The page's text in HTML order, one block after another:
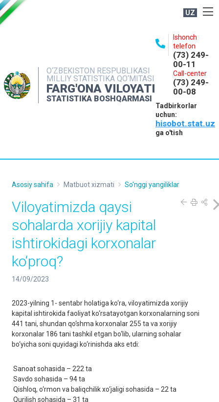
UZ
O‘ZBEKISTON RESPUBLIKASI
MILLIY STATISTIKA QO‘MITASI
FARG'ONA VILOYATI
STATISTIKA BOSHQARMASI
Ishonch
telefon
(73) 249-
00-11
Call-center
(73) 249-
00-08
Tadbirkorlar
uchun:
hisobot.stat.uz
ga o'tish
NASHRLAR
INTERAKTIV XIZMATLAR
MATBUOT XIZMATI
Asosiy sahifa Matbuot xizmati So'nggi yangiliklar
Viloyatimizda qaysi
sohalarda xorijiy kapital
ishtirokidagi korxonalar
ko‘proq?
14/09/2023
2023-yilning 1- sentabr holatiga ko‘ra, viloyatimizda xorijiy
kapital ishtirokida faoliyat ko‘rsatayotgan korxonalarning soni
441 tani, shundan qo‘shma korxonalar 255 ta va xorijiy
korxonalar 186 tani tashkil etgan bo‘lib, ularning sohalar
bo‘yicha soni quyidagi ko‘rinishda aks etdi:
Sanoat sohasida – 222 ta
Savdo sohasida – 94 ta
Qishloq, o‘rmon va baliqchilik xo‘jaligi sohasida – 22 ta
Qurilish sohasida – 31 ta